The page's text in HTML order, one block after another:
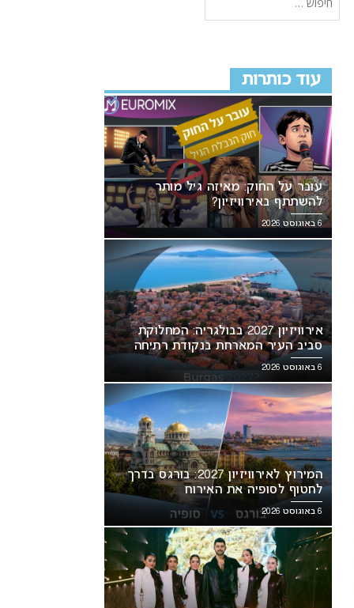
עוד כותרות
עובר על החוק: מאיזה גיל מותר
להשתתף באירוויזיון?
6 באוגוסט 2026
אירוויזיון 2027 בבולגריה: המחלוקת
סביב העיר המארחת בנקודת רתיחה
6 באוגוסט 2026
המירוץ לאירוויזיון 2027: בורגס בדרך
לחטוף לסופיה את האירוח
6 באוגוסט 2026